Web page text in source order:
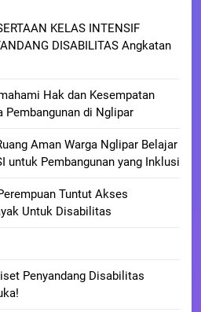
KELAS INTENSIF
DISABILITAS Angkatan
Hak dan Kesempatan
Pembangunan di Nglipar
Aman Warga Nglipar Belajar
untuk Pembangunan yang Inklusi
Tuntut Akses
Untuk Disabilitas
Penyandang Disabilitas